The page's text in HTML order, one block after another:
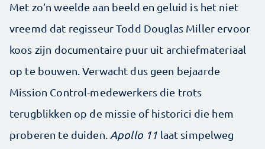
Met zo’n weelde aan beeld en geluid is het niet
vreemd dat regisseur Todd Douglas Miller ervoor
koos zijn documentaire puur uit archiefmateriaal
op te bouwen. Verwacht dus geen bejaarde
Mission Control-medewerkers die trots
terugblikken op de missie of historici die hem
proberen te duiden. Apollo 11 laat simpelweg